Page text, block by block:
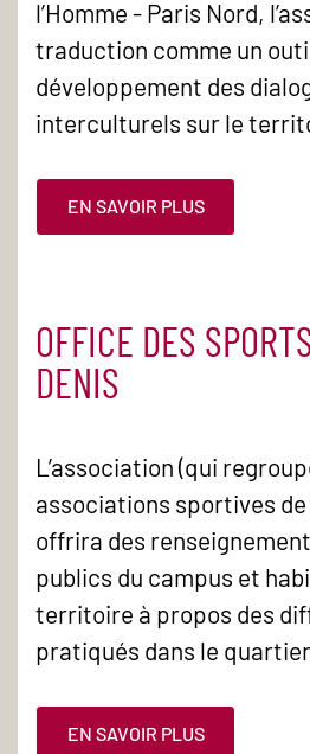
l’Homme - Paris Nord,
traduction comme un
développement des
interculturels sur le
EN SAVOIR PLUS
OFFICE DES
DENIS
L’association (qui
associations sportives
offrira des
publics du campus et
territoire à propos des
pratiqués dans le
EN SAVOIR PLUS